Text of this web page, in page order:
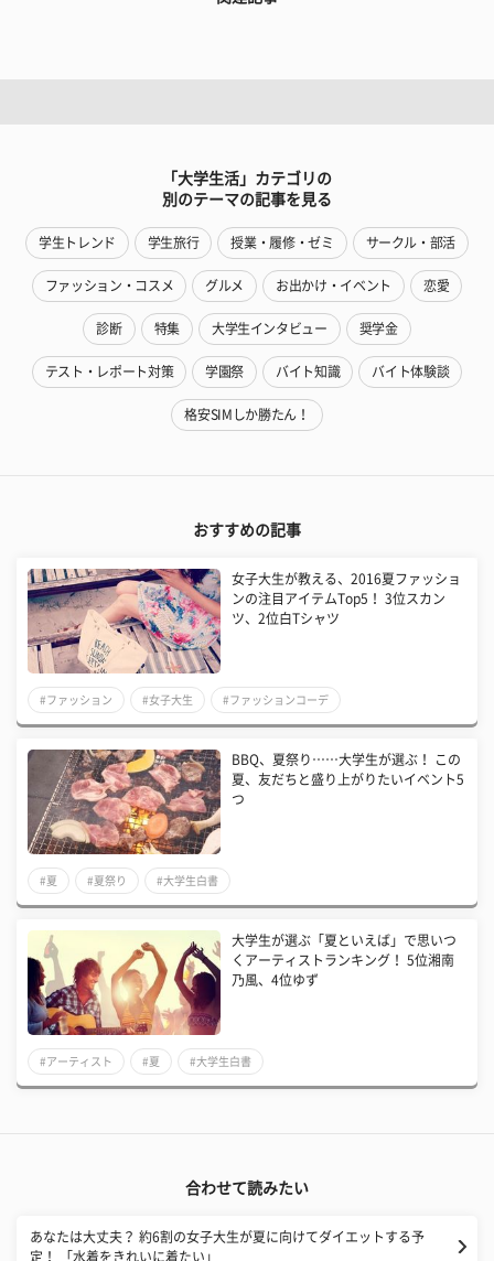
「大学生活」カテゴリの
別のテーマの記事を見る
学生トレンド 学生旅行 授業・履修・ゼミ サークル・部活
ファッション・コスメ グルメ お出かけ・イベント 恋愛
診断 特集 大学生インタビュー 奨学金
テスト・レポート対策 学園祭 バイト知識 バイト体験談
格安SIMしか勝たん！
おすすめの記事
​女子大生が教える、2016夏ファッショ
ンの注目アイテムTop5！ 3位スカン
ツ、2位白Tシャツ
#ファッション #女子大生 #ファッションコーデ
BBQ、夏祭り……大学生が選ぶ！ この
夏、友だちと盛り上がりたいイベント5
つ
#夏 #夏祭り #大学生白書
大学生が選ぶ「夏といえば」で思いつ
くアーティストランキング！ 5位湘南
乃風、4位ゆず
#アーティスト #夏 #大学生白書
合わせて読みたい
あなたは大丈夫？ 約6割の女子大生が夏に向けてダイエットする予
定！ 「水着をきれいに着たい」